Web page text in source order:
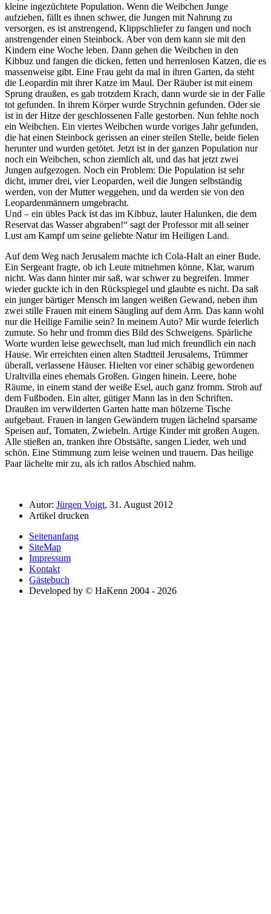
kleine ingezüchtete Population. Wenn die Weibchen Junge
aufziehen, fällt es ihnen schwer, die Jungen mit Nahrung zu
versorgen, es ist anstrengend, Klippschliefer zu fangen und noch
anstrengender einen Steinbock. Aber von dem kann sie mit den
Kindern eine Woche leben. Dann gehen die Weibchen in den
Kibbuz und fangen die dicken, fetten und herrenlosen Katzen, die es
massenweise gibt. Eine Frau geht da mal in ihren Garten, da steht
die Leopardin mit ihrer Katze im Maul. Der Räuber ist mit einem
Sprung draußen, es gab trotzdem Krach, dann wurde sie in der Falle
tot gefunden. In ihrem Körper wurde Strychnin gefunden. Oder sie
ist in der Hitze der geschlossenen Falle gestorben. Nun fehlte noch
ein Weibchen. Ein viertes Weibchen wurde voriges Jahr gefunden,
die hat einen Steinbock gerissen an einer steilen Stelle, beide fielen
herunter und wurden getötet. Jetzt ist in der ganzen Population nur
noch ein Weibchen, schon ziemlich alt, und das hat jetzt zwei
Jungen aufgezogen. Noch ein Problem: Die Population ist sehr
dicht, immer drei, vier Leoparden, weil die Jungen selbständig
werden, von der Mutter weggehen, und da werden sie von den
Leopardenmännern umgebracht.
Und – ein übles Pack ist das im Kibbuz, lauter Halunken, die dem
Reservat das Wasser abgraben!
sagt der Professor mit all seiner
Lust am Kampf um seine geliebte Natur im Heiligen Land.
Auf dem Weg nach Jerusalem machte ich Cola-Halt an einer Bude.
Ein Sergeant fragte, ob ich Leute mitnehmen könne, Klar, warum
nicht. Was dann hinter mir saß, war schwer zu begreifen. Immer
wieder guckte ich in den Rückspiegel und glaubte es nicht. Da saß
ein junger bärtiger Mensch im langen weißen Gewand, neben ihm
zwei stille Frauen mit einem Säugling auf dem Arm. Das kann wohl
nur die Heilige Familie sein? In meinem Auto? Mir wurde feierlich
zumute. So hehr und fromm dies Bild des Schweigens. Spärliche
Worte wurden leise gewechselt, man lud mich freundlich ein nach
Hause. Wir erreichten einen alten Stadtteil Jerusalems, Trümmer
überall, verlassene Häuser. Hielten vor einer schäbig gewordenen
Uraltvilla eines ehemals Großen. Gingen hinein. Leere, hohe
Räume, in einem stand der weiße Esel, auch ganz fromm. Stroh auf
dem Fußboden. Ein alter, gütiger Mann las in den Schriften.
Draußen im verwilderten Garten hatte man hölzerne Tische
aufgebaut. Frauen in langen Gewändern trugen lächelnd sparsame
Speisen auf, Tomaten, Zwiebeln. Artige Kinder mit großen Augen.
Alle stießen an, tranken ihre Obstsäfte, sangen Lieder, weh und
schön. Eine Stimmung zum leise weinen und trauern. Das heilige
Paar lächelte mir zu, als ich ratlos Abschied nahm.
Autor: Jürgen Voigt, 31. August 2012
Artikel drucken
Seitenanfang
SiteMap
Impressum
Kontakt
Gästebuch
Developed by © HaKenn 2004 - 2026